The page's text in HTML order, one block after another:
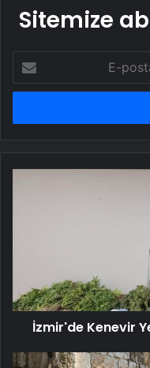
Sitemize
posta
adresinizi
İzmir'de Kenevir
Şam'da